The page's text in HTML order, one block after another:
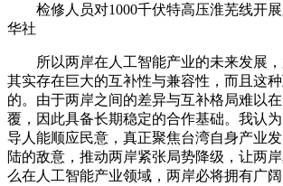
检修人员对1000千伏特高压淮芜线开展
华社
所以两岸在人工智能产业的未来发展，
其实存在巨大的互补性与兼容性，而且这
的。由于两岸之间的差异与互补格局难以
覆，因此具备长期稳定的合作基础。我认
导人能顺应民意，真正聚焦台湾自身产业
陆的敌意，推动两岸紧张局势降级，让两
么在人工智能产业领域，两岸必将拥有广